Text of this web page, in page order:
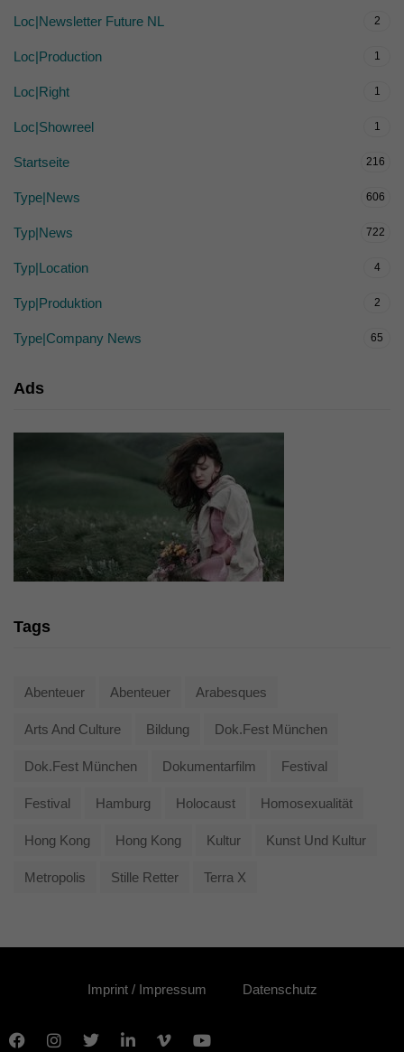
Loc|Newsletter Future NL 2
Loc|Production 1
Loc|Right 1
Loc|Showreel 1
Startseite 216
Type|News 606
Typ|News 722
Typ|Location 4
Typ|Produktion 2
Type|Company News 65
Ads
Tags
Abenteuer Abenteuer Arabesques
Arts And Culture Bildung Dok.fest München
Dok.fest München Dokumentarfilm Festival
Festival Hamburg Holocaust Homosexualität
Hong Kong Hong Kong Kultur Kunst Und Kultur
Metropolis Stille Retter Terra X
Imprint / Impressum Datenschutz